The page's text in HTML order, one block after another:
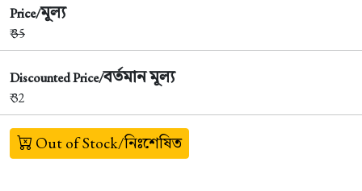
Price/মূল্য
₹35
Discounted Price/বর্তমান মূল্য
₹ 32
Out of Stock/নিঃশেষিত